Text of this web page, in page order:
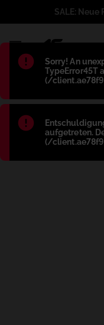
Błąd:
Sorry! An
TypeError45T
(/
Błąd:
aufgetreten.
(/
SALE: